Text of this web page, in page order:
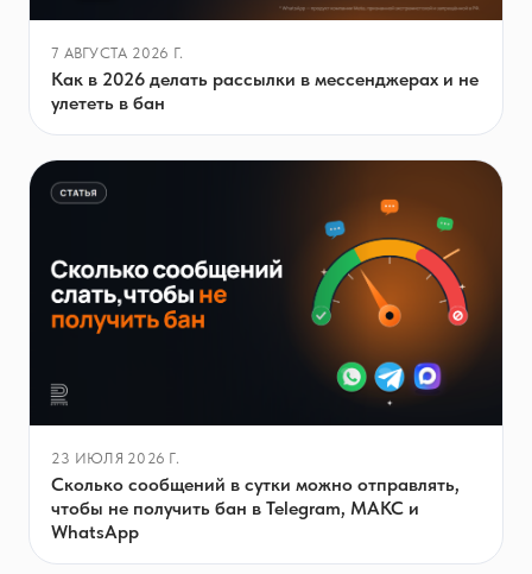
7 АВГУСТА 2026 Г.
Как в 2026 делать рассылки в мессенджерах и не
улететь в бан
23 ИЮЛЯ 2026 Г.
Сколько сообщений в сутки можно отправлять,
чтобы не получить бан в Telegram, МАКС и
WhatsApp